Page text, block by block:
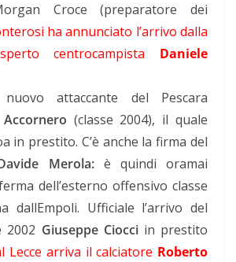
Croce (preparatore dei
ha annunciato l’arrivo dalla
centrocampista Daniele
attaccante del Pescara
(classe 2004), il quale
in prestito. C’è anche la firma del
Merola:è quindi oramai
dell’esterno offensivo classe
dallEmpoli. Ufficiale l’arrivo del
2002 Giuseppe Ciocci in prestito
Lecce arriva il calciatore Roberto